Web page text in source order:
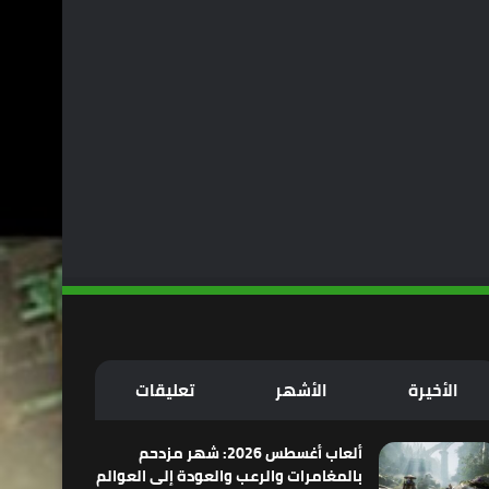
الأخيرة الأشهر تعليقات
ألعاب أغسطس 2026: شهر مزدحم
بالمغامرات والرعب والعودة إلى العوالم